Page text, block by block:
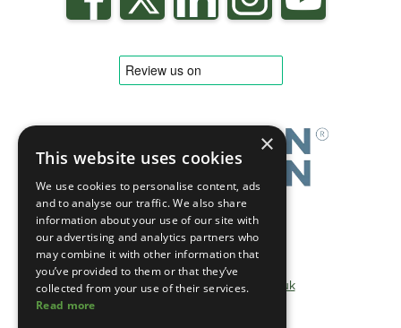
Telefon:01493 801600
Gratis telefon:0333 0384 103
E-mail:info@heathlandgroup.co.uk
×
This website uses cookies
We use cookies to personalise content, ads
and to analyse our traffic. We also share
information about your use of our site with
our advertising and analytics partners who
may combine it with other information that
you’ve provided to them or that they’ve
collected from your use of their services.
Read more